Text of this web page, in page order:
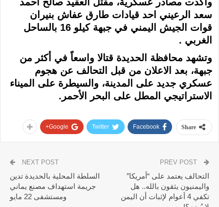
سعد الرعيني احد قيادات طارق عفاش بنيران
قوات الجيش اليمني في جبهة كيلو 16 بالساحل
الغربي .
وتشهد محافظة الحديدة قتالا واسعاً في أكثر من
جبهة، بعد الاعلان من قبل التحالف عن هجوم
عسكري جديد على المدينة، والسيطرة على الميناء
الاستراتيجي المطل على البحر الأحمر.
Share
Facebook
Twitter
Google+
التحالف يعتمد على “أمريكا”
واليمنيون يثقون بالله.. هل
تكفي 4 أعوام لإثبات أن اليمن
NEXT POST
السلطة المحلية بالحديدة تدين
جريمة استهداف مصنع يماني
ومستشفى 22 مايو